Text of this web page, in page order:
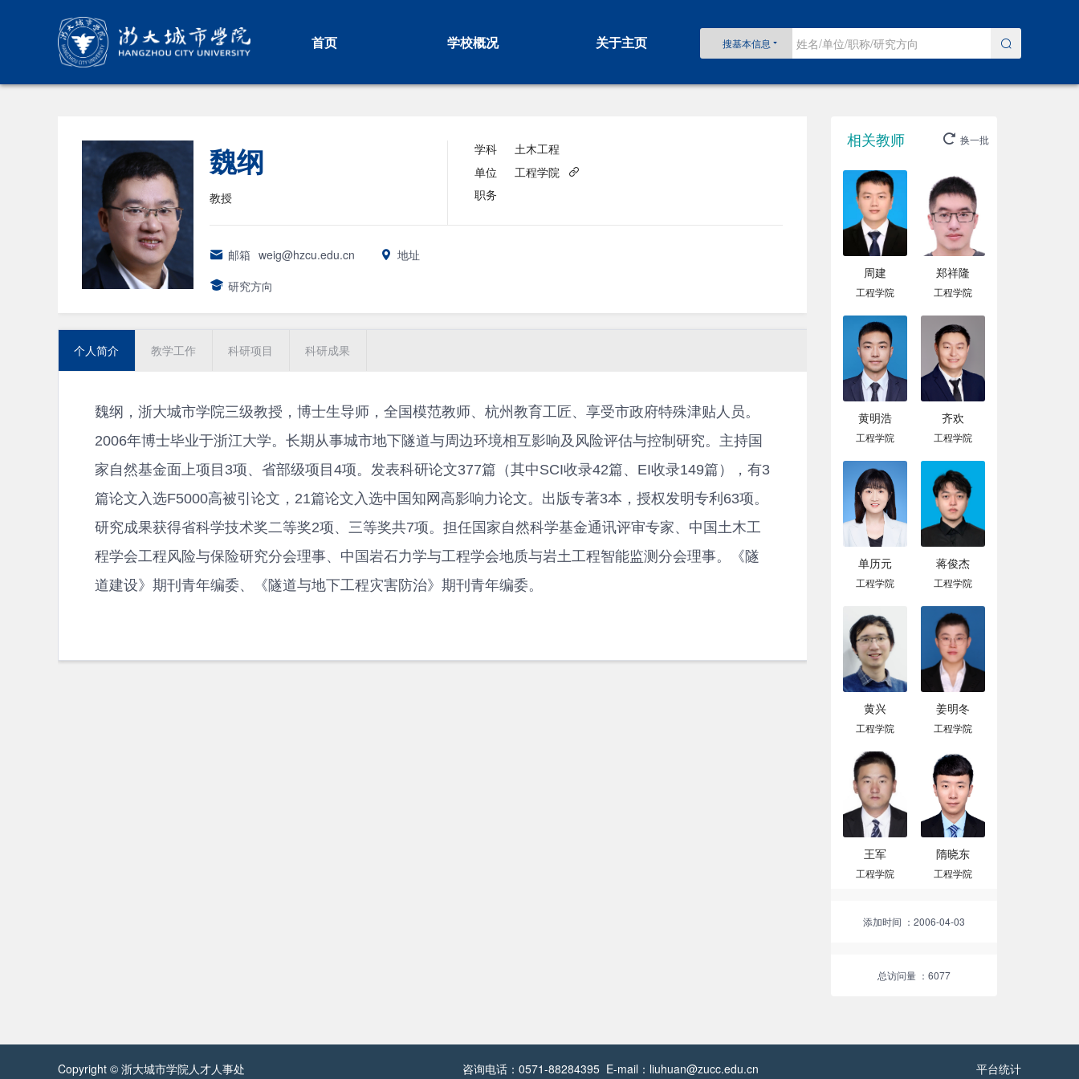
首页 学校概况 关于主页 搜基本信息
魏纲
教授
学科
土木工程
单位
工程学院
职务
邮箱 weig@hzcu.edu.cn
地址
研究方向
个人简介 教学工作 科研项目 科研成果
魏纲，浙大城市学院三级教授，博士生导师，全国模范教师、杭州教育工匠、享受市政府特殊津贴人员。
2006年博士毕业于浙江大学。长期从事城市地下隧道与周边环境相互影响及风险评估与控制研究。主持国
家自然基金面上项目3项、省部级项目4项。发表科研论文377篇（其中SCI收录42篇、EI收录149篇），有3
篇论文入选F5000高被引论文，21篇论文入选中国知网高影响力论文。出版专著3本，授权发明专利63项。
研究成果获得省科学技术奖二等奖2项、三等奖共7项。担任国家自然科学基金通讯评审专家、中国土木工
程学会工程风险与保险研究分会理事、中国岩石力学与工程学会地质与岩土工程智能监测分会理事。《隧
道建设》期刊青年编委、《隧道与地下工程灾害防治》期刊青年编委。
相关教师 换一批
周建
工程学院
郑祥隆
工程学院
黄明浩
工程学院
齐欢
工程学院
单历元
工程学院
蒋俊杰
工程学院
黄兴
工程学院
姜明冬
工程学院
王军
工程学院
隋晓东
工程学院
添加时间 ：2006-04-03
总访问量 ：6077
Copyright © 浙大城市学院人才人事处 咨询电话：0571-88284395 E-mail：liuhuan@zucc.edu.cn 平台统计